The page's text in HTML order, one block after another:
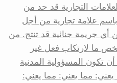
التجارية قد حد من
باسم علامة تجارية من أجل
أي جريمة جنائية قد تنتج. من
ما لارتكاب فعل غير
تكون المسؤولية المدنية
مما يعني: مما يعني: